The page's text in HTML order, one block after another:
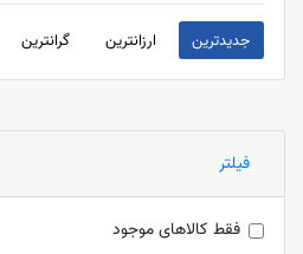
جدیدترین ارزانترین گرانترین
فیلتر
فقط کالاهای موجود